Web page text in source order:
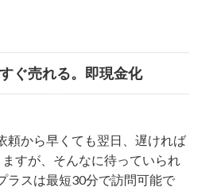
ぐ売れる。即現金化
頼から早くても翌日、遅ければ
すが、そんなに待っていられ
ラスは最短30分で訪問可能で